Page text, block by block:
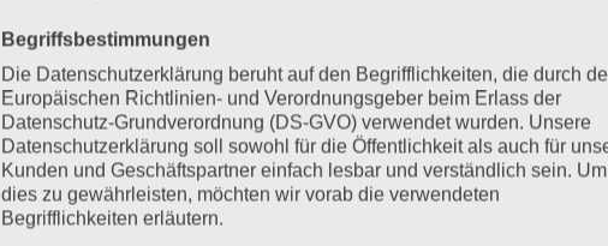
Begriffsbestimmungen
Die Datenschutzerklärung beruht auf den Begrifflichkeiten, die durch
Europäischen Richtlinien- und Verordnungsgeber beim Erlass der
Datenschutz-Grundverordnung (DS-GVO) verwendet wurden. Unsere
Datenschutzerklärung soll sowohl für die Öffentlichkeit als auch für
Kunden und Geschäftspartner einfach lesbar und verständlich sein. Um
dies zu gewährleisten, möchten wir vorab die verwendeten
Begrifflichkeiten erläutern.